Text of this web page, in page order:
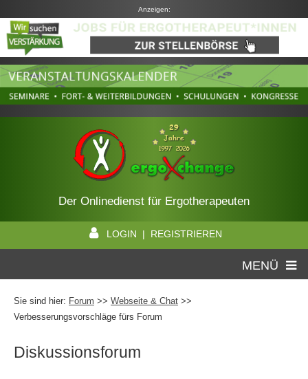
Anzeigen:
Der Onlinedienst für Ergotherapeuten
LOGIN | REGISTRIEREN
MENÜ
Sie sind hier: Forum >> Webseite & Chat >>
Verbesserungsvorschläge fürs Forum
Diskussionsforum